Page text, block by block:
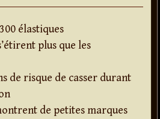
élastiques
plus que les
de risque de casser durant
de petites marques